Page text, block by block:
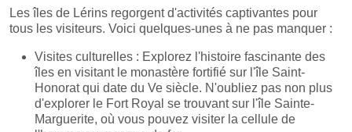
Les îles de Lérins regorgent d'activités captivantes pour
tous les visiteurs. Voici quelques-unes à ne pas manquer :
Visites culturelles : Explorez l'histoire fascinante des
îles en visitant le monastère fortifié sur l'île Saint-
Honorat qui date du Ve siècle. N'oubliez pas non plus
d'explorer le Fort Royal se trouvant sur l'île Sainte-
Marguerite, où vous pouvez visiter la cellule de